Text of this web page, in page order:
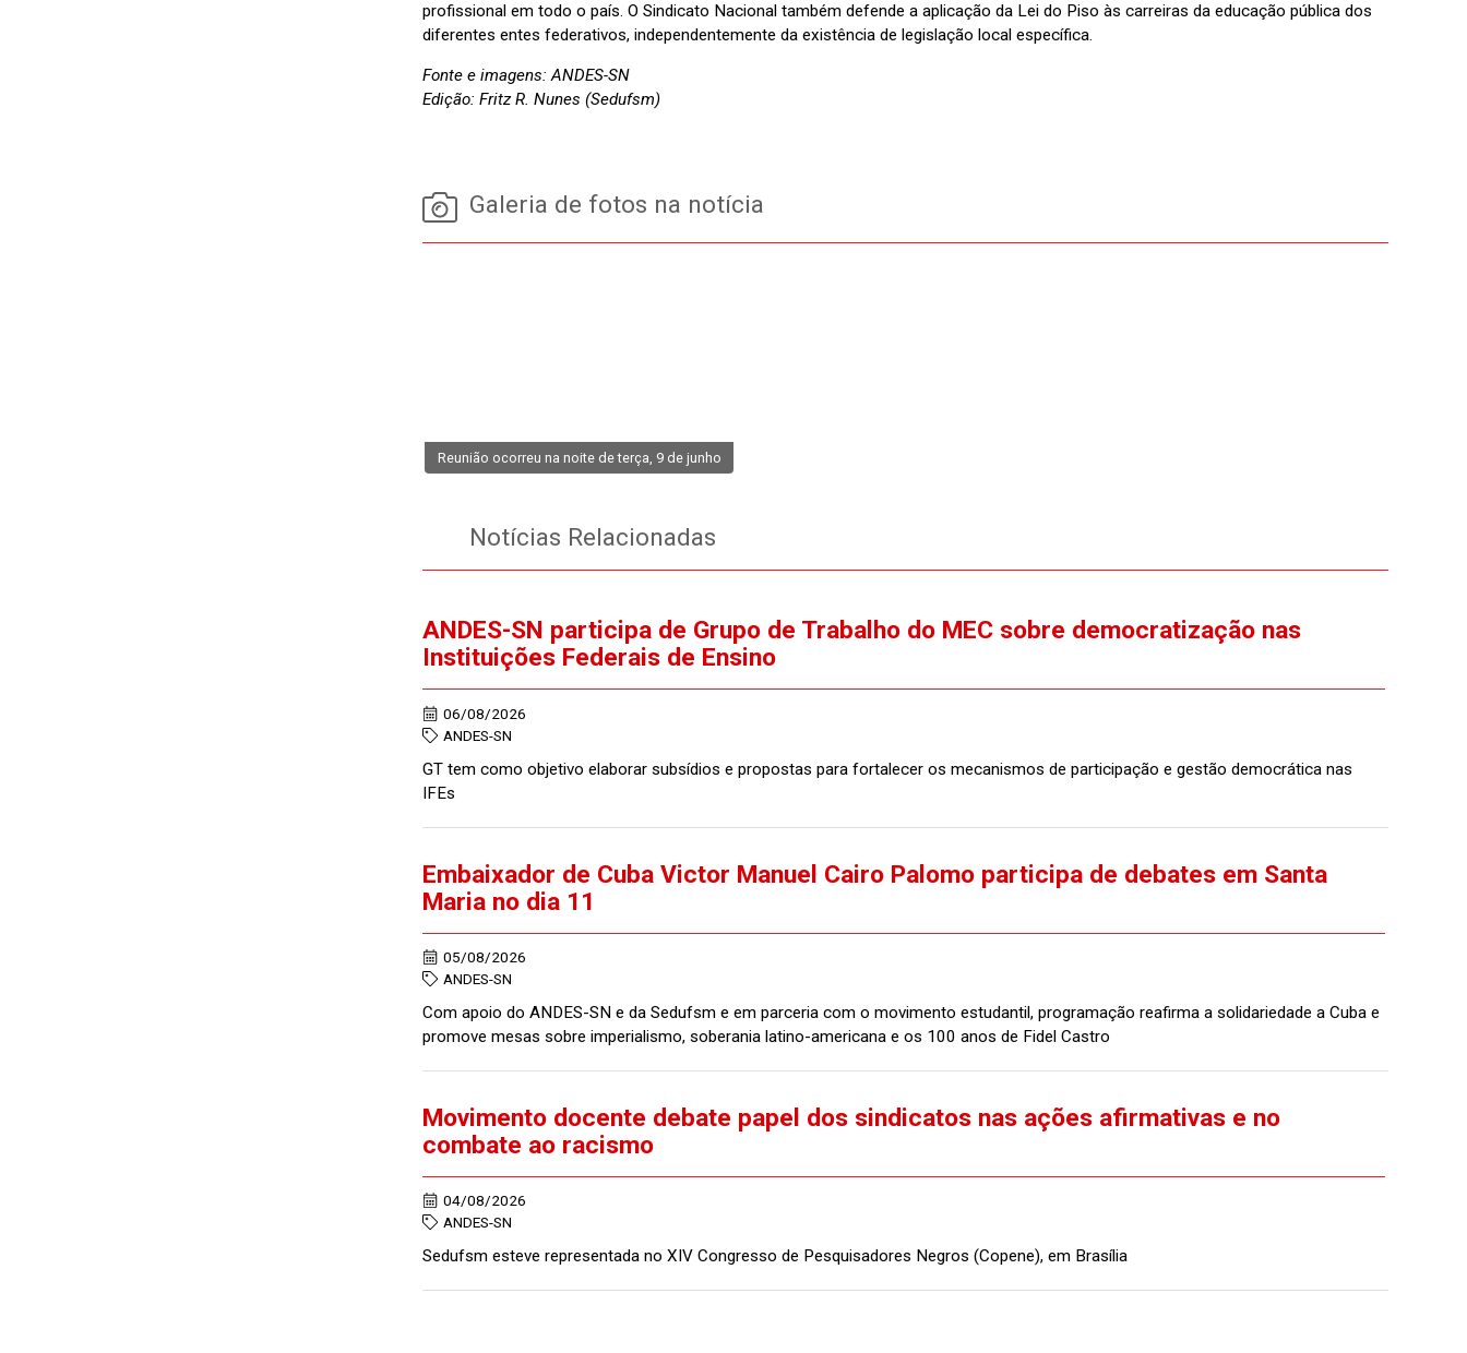
profissional em todo o país. O Sindicato Nacional também defende a aplicação da Lei do Piso às carreiras da educação pública dos
diferentes entes federativos, independentemente da existência de legislação local específica.
Fonte e imagens: ANDES-SN
Edição: Fritz R. Nunes (Sedufsm)
Galeria de fotos na notícia
Reunião ocorreu na noite de terça, 9 de junho
Notícias Relacionadas
ANDES-SN participa de Grupo de Trabalho do MEC sobre democratização nas
Instituições Federais de Ensino
06/08/2026
ANDES-SN
GT tem como objetivo elaborar subsídios e propostas para fortalecer os mecanismos de participação e gestão democrática nas
IFEs
Embaixador de Cuba Victor Manuel Cairo Palomo participa de debates em Santa
Maria no dia 11
05/08/2026
ANDES-SN
Com apoio do ANDES-SN e da Sedufsm e em parceria com o movimento estudantil, programação reafirma a solidariedade a Cuba e
promove mesas sobre imperialismo, soberania latino-americana e os 100 anos de Fidel Castro
Movimento docente debate papel dos sindicatos nas ações afirmativas e no
combate ao racismo
04/08/2026
ANDES-SN
Sedufsm esteve representada no XIV Congresso de Pesquisadores Negros (Copene), em Brasília